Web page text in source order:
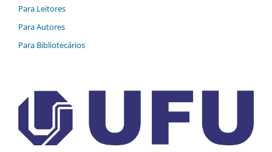
Para Leitores
Para Autores
Para Bibliotecários